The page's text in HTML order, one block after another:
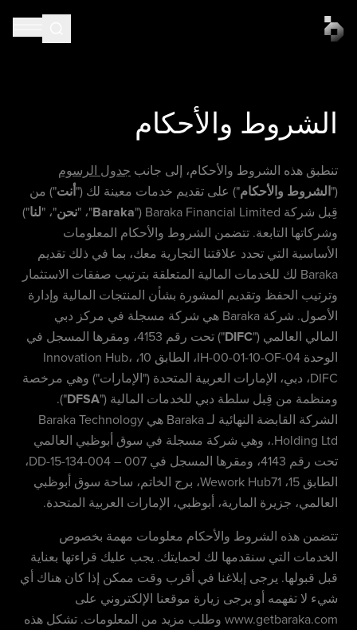
الشروط والأحكام
تنطبق هذه الشروط والأحكام، إلى جانب جدول الرسوم
("الشروط والأحكام") على تقديم خدمات معينة لك ("أنت") من
قِبل شركة Baraka Financial Limited ("
Baraka"، "نحن"، "لنا")
وشركاتها التابعة. تتضمن الشروط والأحكام المعلومات
الأساسية التي تحدد علاقتنا التجارية معك، بما في ذلك تقديم
Baraka لك للخدمات المالية المتعلقة بترتيب صفقات الاستثمار
وترتيب الحفظ وتقديم المشورة بشأن المنتجات المالية وإدارة
الأصول. شركة Baraka هي شركة مسجلة في مركز دبي
المالي العالمي ("DIFC
") تحت رقم 4153، ومقرها المسجل في
الوحدة IH-00-01-10-OF-04، الطابق 10، Innovation Hub،
DIFC، دبي، الإمارات العربية المتحدة ("الإمارات") وهي مرخصة
ومنظمة من قِبل سلطة دبي للخدمات المالية ("DFSA
").
الشركة القابضة النهائية لـ Baraka هي Baraka Technology
Holding Ltd.، وهي شركة مسجلة في سوق أبوظبي العالمي
تحت رقم 4143، ومقرها المسجل في DD-15-134-004 – 007،
الطابق 15، Wework Hub71، برج الخاتم، ساحة سوق أبوظبي
العالمي، جزيرة المارية، أبوظبي، الإمارات العربية المتحدة.
تتضمن هذه الشروط والأحكام معلومات مهمة بخصوص
الخدمات التي سنقدمها لك لحمايتك. يجب عليك قراءتها بعناية
قبل قبولها. يرجى إبلاغنا في أقرب وقت ممكن إذا كان هناك أي
شيء لا تفهمه أو يرجى زيارة موقعنا الإلكتروني على
www.getbaraka.com وطلب مزيد من المعلومات. تشكل هذه